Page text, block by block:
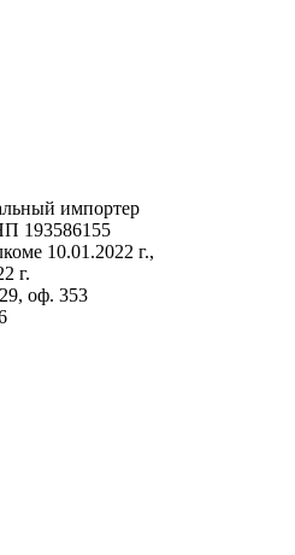
импортер
193586155
10.01.2022 г.,
г.
оф. 353